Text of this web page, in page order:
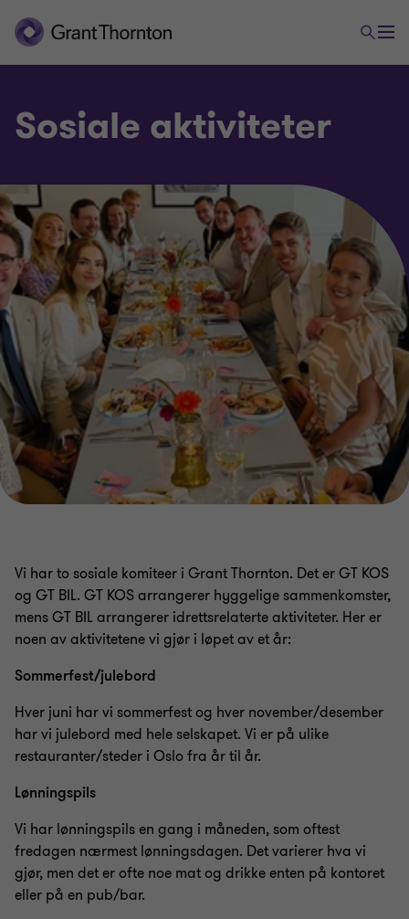
Erfarne
Sosiale aktiviteter
Tips til intervju
Utviklingsmuligheter
Klar for neste steg?
Sosiale aktiviteter
Vi har to sosiale komiteer i Grant Thornton. Det er GT KOS
og GT BIL. GT KOS arrangerer hyggelige sammenkomster,
mens GT BIL arrangerer idrettsrelaterte aktiviteter. Her er
noen av aktivitetene vi gjør i løpet av et år:
Sommerfest/julebord
Hver juni har vi sommerfest og hver november/desember
har vi julebord med hele selskapet. Vi er på ulike
restauranter/steder i Oslo fra år til år.
Lønningspils
Vi har lønningspils en gang i måneden, som oftest
fredagen nærmest lønningsdagen. Det varierer hva vi
gjør, men det er ofte noe mat og drikke enten på kontoret
eller på en pub/bar.